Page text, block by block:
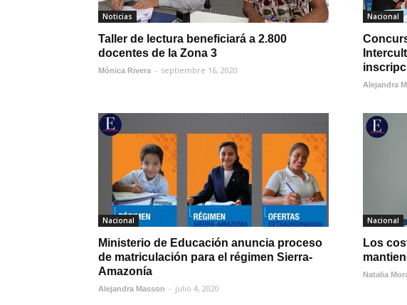
Noticias
Taller de lectura beneficiará a 2.800
docentes de la Zona 3
Mónica Rivera - septiembre 16, 2020
Nacional
Alejandra
Nacional
Ministerio de Educación anuncia proceso
de matriculación para el régimen Sierra-
Amazonía
Alejandra Masson - julio 4, 2020
Nacional
Los
Natalia